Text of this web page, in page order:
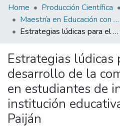
Statistics
Home Producción Científica
Maestría en Educación con Mención en Gestión y Acreditación Educativa
Estrategias lúdicas para el desarrollo de la comprensión lectora en estudiantes de inicial de una institución educativa pública de Paiján
Estrategias lúdicas
desarrollo de la
en estudiantes de
institución
Paiján